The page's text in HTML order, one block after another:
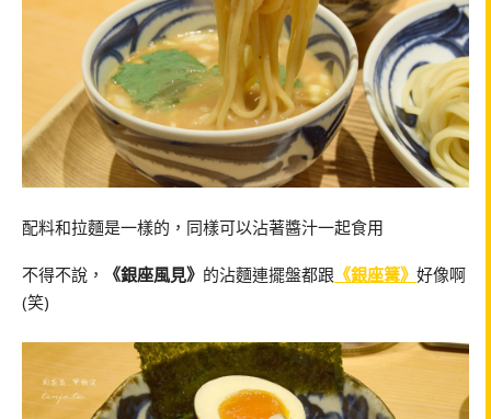
配料和拉麵是一樣的，同樣可以沾著醬汁一起食用
不得不說， 《銀座風見》 的沾麵連擺盤都跟 《銀座篝》 好像啊
(笑)